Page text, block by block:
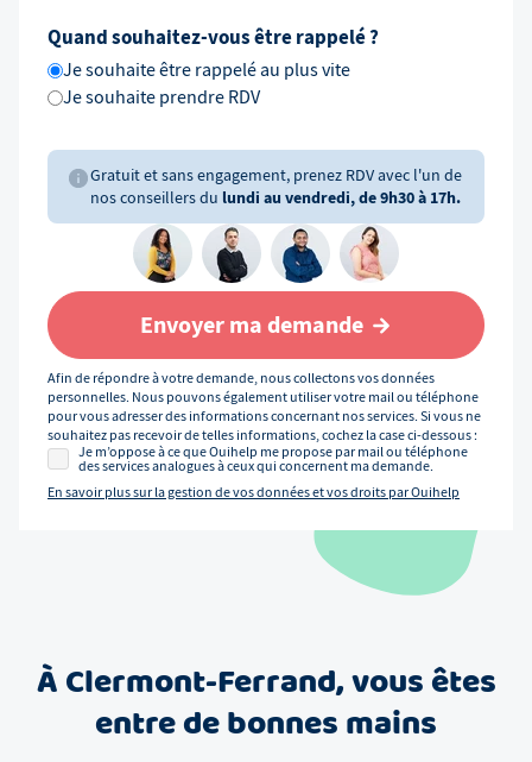
Quand souhaitez-vous être rappelé ?
Je souhaite être rappelé au plus vite
Je souhaite prendre RDV
Gratuit et sans engagement, prenez RDV avec l'un de
nos conseillers du lundi au vendredi, de 9h30 à 17h.
Envoyer ma demande
Afin de répondre à votre demande, nous collectons vos données
personnelles. Nous pouvons également utiliser votre mail ou téléphone
pour vous adresser des informations concernant nos services. Si vous ne
souhaitez pas recevoir de telles informations, cochez la case ci-dessous :
Je m’oppose à ce que Ouihelp me propose par mail ou téléphone
des services analogues à ceux qui concernent ma demande.
En savoir plus sur la gestion de vos données et vos droits par Ouihelp
ÀClermont-Ferrand, vous êtes
entre de bonnes mains